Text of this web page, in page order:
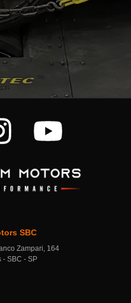
SBC
Zampari, 164
- SBC - SP